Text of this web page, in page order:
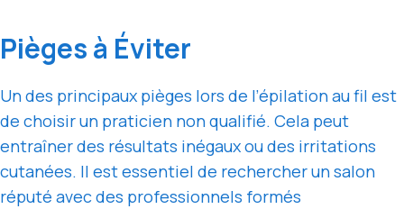
Pièges à Éviter
Un des principaux pièges lors de l’épilation au fil est
de choisir un praticien non qualifié. Cela peut
entraîner des résultats inégaux ou des irritations
cutanées. Il est essentiel de rechercher un salon
réputé avec des professionnels formés